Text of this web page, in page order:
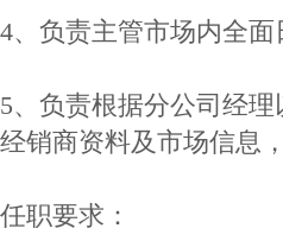
4、负责主管市场内全
5、负责根据分公司经
经销商资料及市场信息
任职要求：